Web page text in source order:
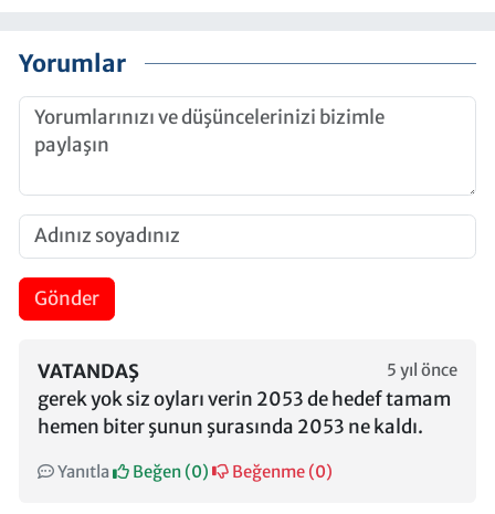
Yorumlar
Gönder
VATANDAŞ 5 yıl önce
gerek yok siz oyları verin 2053 de hedef tamam
hemen biter şunun şurasında 2053 ne kaldı.
Yanıtla Beğen (0) Beğenme (0)